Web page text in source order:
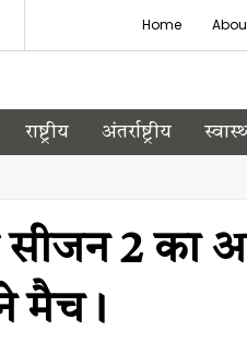
Home
राष्ट्रीय अंतर्राष्ट्रीय
2 का
मैच।